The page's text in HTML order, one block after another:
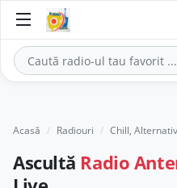
Acasă Radiouri Chill,
Ascultă Radio